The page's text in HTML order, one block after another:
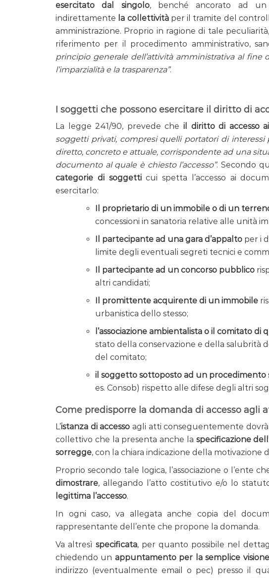
esercitato dal singolo, benché ancorato ad un
indirettamente la collettivitàper il tramite del
amministrazione. Proprio in ragione di tale peculiarità,
riferimento per il procedimento amministrativo,
principio generale dell’attività amministrativa al fine
l’imparzialità e la trasparenza”.
I soggetti che possono esercitare il diritto di
La legge 241/90, prevede che il diritto di accesso
soggetti privati, compresi quelli portatori di
diretto, concreto e attuale, corrispondente ad una
documento al quale è chiesto l’accesso”. Secondo
categorie di soggetticui spetta l’accesso ai
esercitarlo:
Il proprietario di un immobile o di un
concessioni in sanatoria relative alle unità
Il partecipante ad una gara d’appalto per i
limite degli eventuali segreti tecnici e
Il partecipante ad un concorso pubblico
altri candidati;
Il promittente acquirente di un immobile
urbanistica dello stesso;
l’associazione ambientalista o il comitato di
stato della conservazione e della salubrità
del comitato;
il soggetto sottoposto ad un procedimento
es. Consob) rispetto alle difese degli altri
Come predisporre la domanda di accesso agli
L’istanza di accesso agli atti conseguentemente
collettivo che la presenta anche la specificazione
sorregge, con la chiara indicazione della motivazione
Proprio secondo tale logica, l’associazione o l’ente
dimostrare, allegando l’atto costitutivo e/o lo
legittima l’accesso.
In ogni caso, va allegata anche copia del
rappresentante dell’ente che propone la domanda.
Va altresì specificata, per quanto possibile nel
chiedendo un appuntamento per la semplice
indirizzo (eventualmente email o pec) presso il